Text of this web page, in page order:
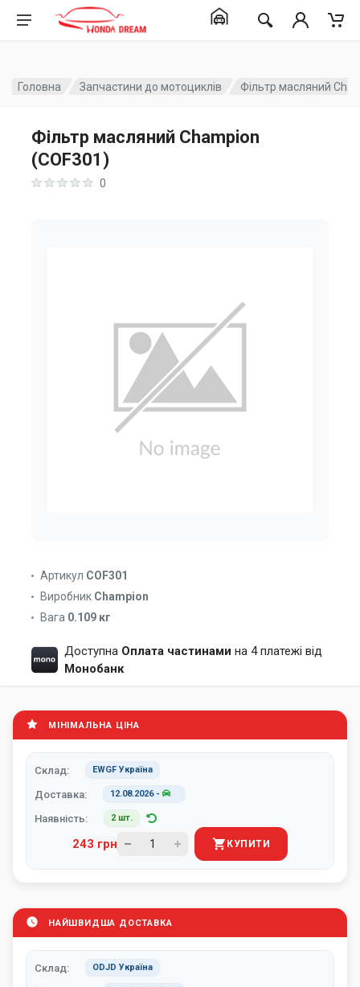
Головна Запчастини до мотоциклів Фільтр масляний
Фільтр масляний Champion
(COF301)
0
Артикул COF301
Виробник Champion
Вага 0.109 кг
Доступна Оплата частинами на 4 платежі від
Монобанк
МІНІМАЛЬНА ЦІНА
Склад: EWGF Україна
Доставка: 12.08.2026-
Наявність: 2 шт.
243 грн КУПИТИ
НАЙШВИДША ДОСТАВКА
Склад: ODJD Україна